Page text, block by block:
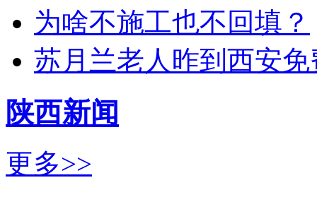
为啥不施工也不回填？
苏月兰老人昨到西安
陕西新闻
更多>>